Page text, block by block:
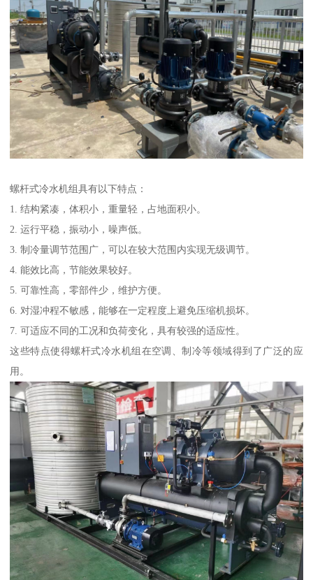
螺杆式冷水机组具有以下特点：
1. 结构紧凑，体积小，重量轻，占地面积小。
2. 运行平稳，振动小，噪声低。
3. 制冷量调节范围广，可以在较大范围内实现无级调节。
4. 能效比高，节能效果较好。
5. 可靠性高，零部件少，维护方便。
6. 对湿冲程不敏感，能够在一定程度上避免压缩机损坏。
7. 可适应不同的工况和负荷变化，具有较强的适应性。
这些特点使得螺杆式冷水机组在空调、制冷等领域得到了广泛的应
用。